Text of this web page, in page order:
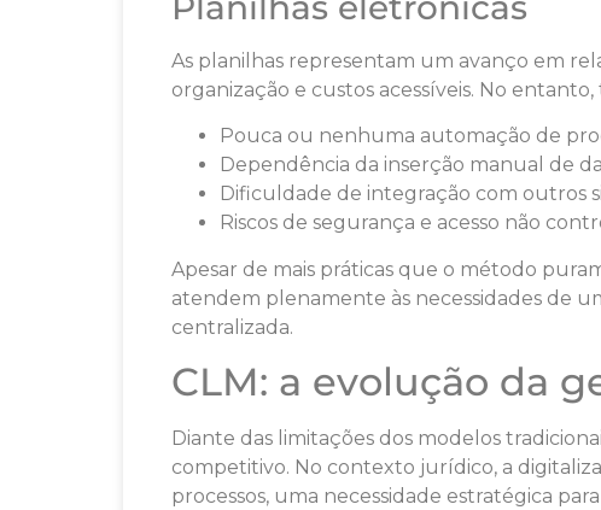
As planilhas representam um avanço em
organização e custos acessíveis. No
Pouca ou nenhuma automação de
Dependência da inserção manual de
Dificuldade de integração com outros
Riscos de segurança e acesso não
Apesar de mais práticas que o método
atendem plenamente às necessidades de
centralizada.
CLM: a evolução da
Diante das limitações dos modelos
competitivo. No contexto jurídico, a
processos, uma necessidade estratégica